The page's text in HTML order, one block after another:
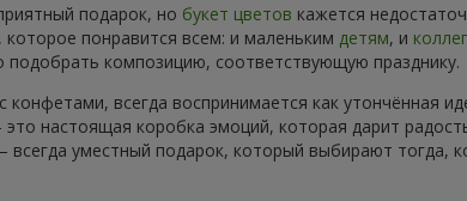
подарок, но букет цветов кажется
которое понравится всем: и маленьким детям, и
подобрать композицию, соответствующую празднику.
конфетами, всегда воспринимается как
настоящая коробка эмоций, которая дарит
всегда уместный подарок, который выбирают тогда,